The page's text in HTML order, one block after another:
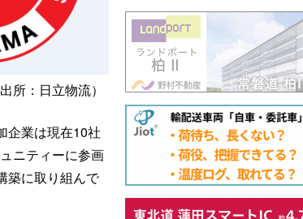
出所：日立物流）
企業は現在10社
ニティーに参画
築に取り組んで